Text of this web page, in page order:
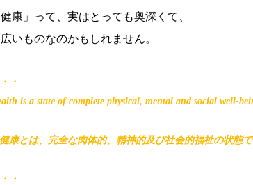
康」って、実はとっても奥深くて、
いものなのかもしれません。
・
is a state of complete physical, mental and social well-
康とは、完全な肉体的、精神的及び社会的福祉の状態
・